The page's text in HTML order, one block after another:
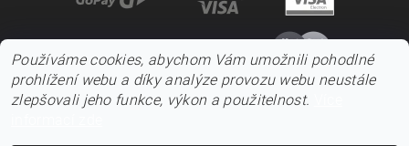
Používáme cookies, abychom Vám umožnili pohodlné
prohlížení webu a díky analýze provozu webu neustále
zlepšovali jeho funkce, výkon a použitelnost.